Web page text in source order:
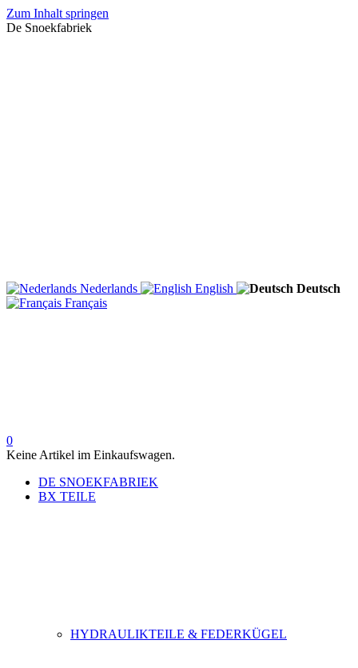
Zum Inhalt springen
De Snoekfabriek
Nederlands English
Deutsch
Français
0
Keine Artikel im Einkaufswagen.
DE SNOEKFABRIEK
BX TEILE
HYDRAULIKTEILE & FEDERKÜGEL